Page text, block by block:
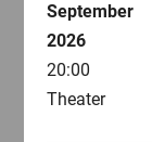
September
2026
20:00
Theater